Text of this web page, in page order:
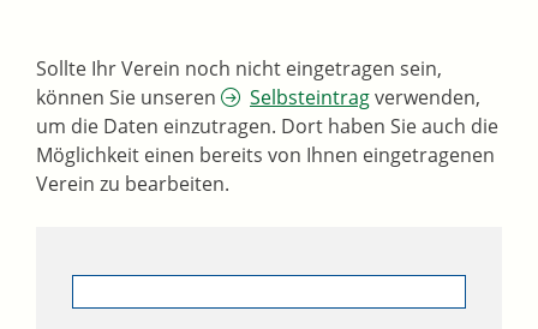
Sollte Ihr Verein noch nicht eingetragen sein,
können Sie unseren
Selbsteintragverwenden,
um die Daten einzutragen. Dort haben Sie auch die
Möglichkeit einen bereits von Ihnen eingetragenen
Verein zu bearbeiten.